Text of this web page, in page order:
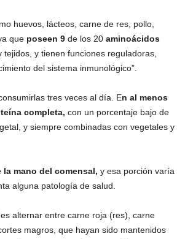
huevos, lácteos, carne de res, pollo,
que poseen 9 de los 20aminoácidos
tejidos, y tienen funciones reguladoras,
del sistema inmunológico”.
tres veces al día. En al menos
completa, con un porcentaje bajo de
y siempre combinadas con vegetales y
mano del comensal, y esa porción varía
alguna patología de salud.
alternar entre carne roja (res), carne
magros, que hayan sido mantenidos